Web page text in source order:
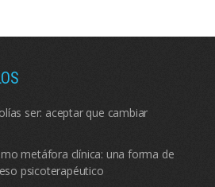
ser: aceptar que cambiar
metáfora clínica: una forma de
psicoterapéutico